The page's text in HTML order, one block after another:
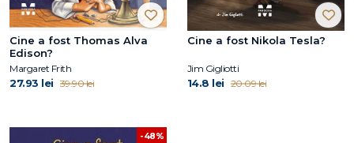
Cine a fost Thomas Alva
Edison?
Margaret Frith
27.93 lei 39.90 lei
Cine a fost Nikola Tesla?
Jim Gigliotti
14.8 lei 20.09 lei
-48%